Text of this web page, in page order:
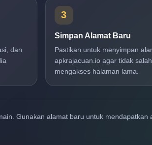
dan
3
Simpan Alamat Baru
Pastikan untuk menyimpan
apkrajacuan.io agar tidak salah
mengakses halaman lama.
Gunakan alamat baru untuk mendapatkan